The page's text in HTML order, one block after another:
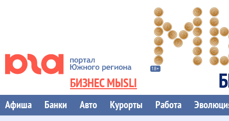
БИЗНЕС МЫSLI
Афиша Банки Авто Курорты Работа